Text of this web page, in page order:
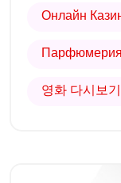
Онлайн
Парфюмерия
영화 다시보